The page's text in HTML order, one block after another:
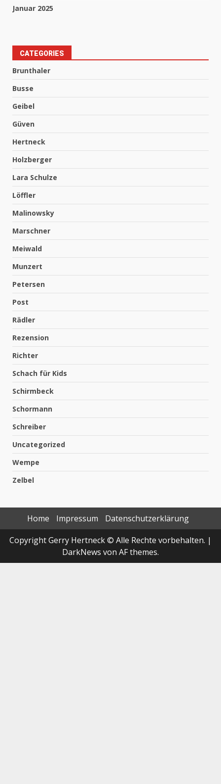
Januar 2025
CATEGORIES
Brunthaler
Busse
Geibel
Güven
Hertneck
Holzberger
Lara Schulze
Löffler
Malinowsky
Marschner
Meiwald
Munzert
Petersen
Post
Rädler
Rezension
Richter
Schach für Kids
Schirmbeck
Schormann
Schreiber
Uncategorized
Wempe
Zelbel
Home Impressum
Datenschutzerklärung
Copyright Gerry Hertneck © Alle Rechte vorbehalten. |
DarkNews von AF themes.